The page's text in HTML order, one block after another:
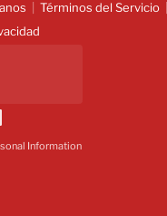
Términos del Servicio
Information